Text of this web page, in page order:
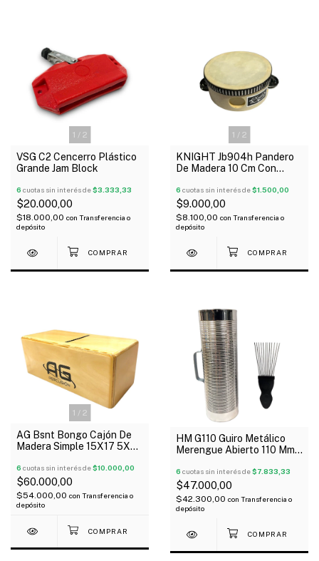
1 / 2
VSG C2 Cencerro Plástico
Grande Jam Block
6 cuotas sin interés de$3.333,33
$20.000,00
$18.000,00 con Transferencia o
depósito
1 / 2
KNIGHT Jb904h Pandero
De Madera 10 Cm Con
6 cuotas sin interés de$1.500,00
$9.000,00
$8.100,00 con Transferencia o
depósito
1 / 2
AG Bsnt Bongo Cajón De
Madera Simple 15X17 5X39
6 cuotas sin interés de$10.000,00
$60.000,00
$54.000,00 con Transferencia o
depósito
HM G110 Guiro Metálico
Merengue Abierto 110 Mm
6 cuotas sin interés de$7.833,33
$47.000,00
$42.300,00 con Transferencia o
depósito